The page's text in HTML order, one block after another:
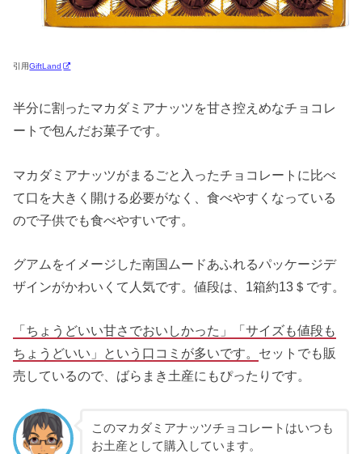
引用GiftLand
半分に割ったマカダミアナッツを甘さ控えめなチョコレ
ートで包んだお菓子です。
マカダミアナッツがまるごと入ったチョコレートに比べ
て口を大きく開ける必要がなく、食べやすくなっている
ので子供でも食べやすいです。
グアムをイメージした南国ムードあふれるパッケージデ
ザインがかわいくて人気です。値段は、1箱約13＄です。
「ちょうどいい甘さでおいしかった」「サイズも値段も
ちょうどいい」という口コミが多いです。 セットでも販
売しているので、ばらまき土産にもぴったりです。
このマカダミアナッツチョコレートはいつも
お土産として購入しています。